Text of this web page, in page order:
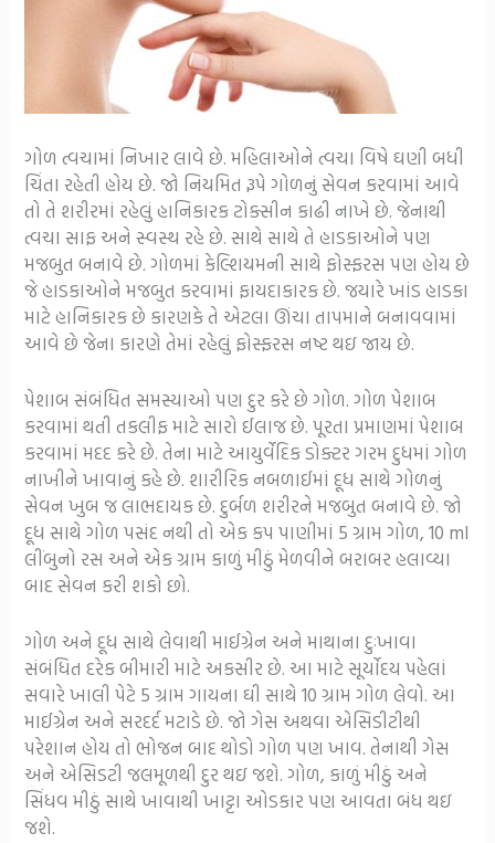
ગોળ ત્વચામાં નિખાર લાવે છે. મહિલાઓને ત્વચા વિષે ઘણી બધી
ચિંતા રહેતી હોય છે. જો નિયમિત રૂપે ગોળનું સેવન કરવામાં આવે
તો તે શરીરમાં રહેલું હાનિકારક ટોક્સીન કાઢી નાખે છે. જેનાથી
ત્વચા સાફ અને સ્વસ્થ રહે છે. સાથે સાથે તે હાડકાઓને પણ
મજબુત બનાવે છે. ગોળમાં કેલ્શિયમની સાથે ફોસ્ફરસ પણ હોય છે
જે હાડકાઓને મજબુત કરવામાં ફાયદાકારક છે. જયારે ખાંડ હાડકા
માટે હાનિકારક છે કારણકે તે એટલા ઊંચા તાપમાને બનાવવામાં
આવે છે જેના કારણે તેમાં રહેલું ફોસ્ફરસ નષ્ટ થઇ જાય છે.
પેશાબ સંબંધિત સમસ્યાઓ પણ દુર કરે છે ગોળ. ગોળ પેશાબ
કરવામાં થતી તકલીફ માટે સારો ઈલાજ છે. પૂરતા પ્રમાણમાં પેશાબ
કરવામાં મદદ કરે છે. તેના માટે આયુર્વેદિક ડોક્ટર ગરમ દુધમાં ગોળ
નાખીને ખાવાનું કહે છે. શારીરિક નબળાઈમાં દૂધ સાથે ગોળનું
સેવન ખુબ જ લાભદાયક છે. દુર્બળ શરીરને મજબુત બનાવે છે. જો
દૂધ સાથે ગોળ પસંદ નથી તો એક કપ પાણીમાં 5 ગ્રામ ગોળ, 10 ml
લીંબુનો રસ અને એક ગ્રામ કાળું મીઠું મેળવીને બરાબર હલાવ્યા
બાદ સેવન કરી શકો છો.
ગોળ અને દૂધ સાથે લેવાથી માઈગ્રેન અને માથાના દુઃખાવા
સંબંધિત દરેક બીમારી માટે અકસીર છે. આ માટે સૂર્યોદય પહેલાં
સવારે ખાલી પેટે 5 ગ્રામ ગાયના ઘી સાથે 10 ગ્રામ ગોળ લેવો. આ
માઈગ્રેન અને સરદર્દ મટાડે છે. જો ગેસ અથવા એસિડીટીથી
પરેશાન હોય તો ભોજન બાદ થોડો ગોળ પણ ખાવ. તેનાથી ગેસ
અને એસિડટી જલમૂળથી દુર થઇ જશે. ગોળ, કાળું મીઠું અને
સિંધવ મીઠું સાથે ખાવાથી ખાટ્ટા ઓડકાર પણ આવતા બંધ થઇ
જશે.